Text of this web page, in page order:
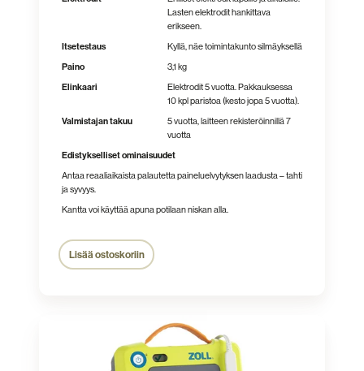
Lasten elektrodit hankittava
erikseen.
Itsetestaus
Kyllä, näe toimintakunto silmäyksellä
Paino
3,1 kg
Elinkaari
Elektrodit 5 vuotta. Pakkauksessa
10 kpl paristoa (kesto jopa 5 vuotta).
Valmistajan takuu
5 vuotta, laitteen rekisteröinnillä 7
vuotta
Edistykselliset ominaisuudet
Antaa reaaliaikaista palautetta paineluelvytyksen laadusta – tahti
ja syvyys.
Kantta voi käyttää apuna potilaan niskan alla.
Lisää ostoskoriin